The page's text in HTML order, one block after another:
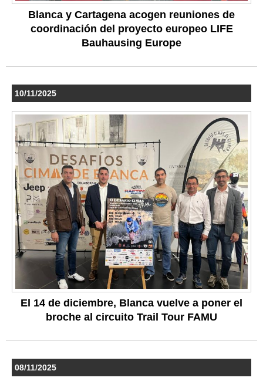
Blanca y Cartagena acogen reuniones de
coordinación del proyecto europeo LIFE
Bauhausing Europe
10/11/2025
El 14 de diciembre, Blanca vuelve a poner el
broche al circuito Trail Tour FAMU
08/11/2025